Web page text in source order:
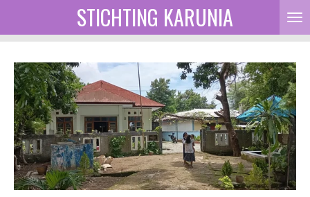
naar
hoofdinhoud
STICHTING KARUNIA